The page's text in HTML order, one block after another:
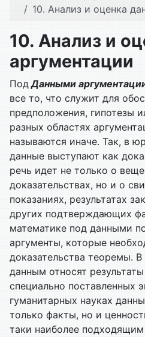
10. Анализ и оценка
10. Анализ и
аргументации
Под Данными
все то, что служит для
предположения, гипотезы
разных областях
называются иначе. Так, в
данные выступают как
речь идет не только о
доказательствах, но и о
показаниях, результатах
других подтверждающих
математике под данными
аргументы, которые
доказательства теоремы.
данным относят
специально поставленных
гуманитарных науках
только факты, но и
таки наиболее